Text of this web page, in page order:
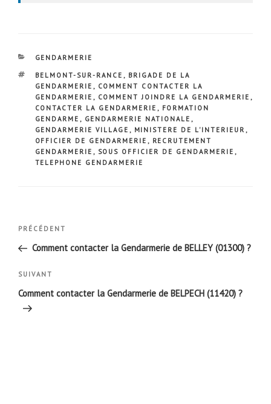
CATÉGORIES
GENDARMERIE
ÉTIQUETTES
BELMONT-SUR-RANCE , BRIGADE DE LA
GENDARMERIE , COMMENT CONTACTER LA
GENDARMERIE , COMMENT JOINDRE LA GENDARMERIE ,
CONTACTER LA GENDARMERIE , FORMATION
GENDARME , GENDARMERIE NATIONALE ,
GENDARMERIE VILLAGE , MINISTERE DE L'INTERIEUR ,
OFFICIER DE GENDARMERIE , RECRUTEMENT
GENDARMERIE , SOUS OFFICIER DE GENDARMERIE ,
TELEPHONE GENDARMERIE
Navigation
l’article
Article
précédent
PRÉCÉDENT
Comment contacter la Gendarmerie de BELLEY (01300) ?
Article
suivant
SUIVANT
Comment contacter la Gendarmerie de BELPECH (11420) ?